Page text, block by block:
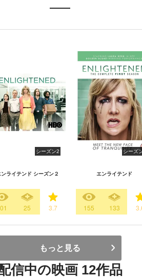
シーズン2
ンライテンド シーズン２
25 3.7
シーズ
エンライテンド
155 133
もっと見る
信中の映画 12作品